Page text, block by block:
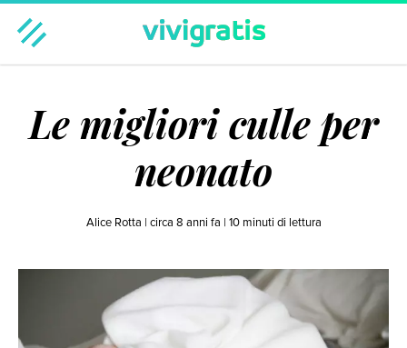
Tempo libero
Tecnologia Viaggi Hot Regali
Le migliori culle per
neonato
Alice Rotta | circa 8 anni fa | 10minuti di lettura